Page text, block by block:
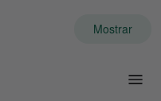
Mostrar